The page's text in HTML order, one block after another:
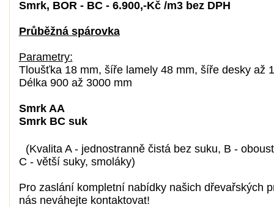
Smrk, BOR - BC - 6.900,-Kč /m3 bez DPH
Průběžná spárovka
Parametry:
Tloušťka 18 mm, šíře lamely 48 mm, šíře desky až
Délka 900 až 3000 mm
Smrk AA
Smrk BC suk
(Kvalita A - jednostranně čistá bez suku, B -
C - větší suky, smoláky)
Pro zaslání kompletní nabídky našich dřevařských
nás neváhejte kontaktovat!